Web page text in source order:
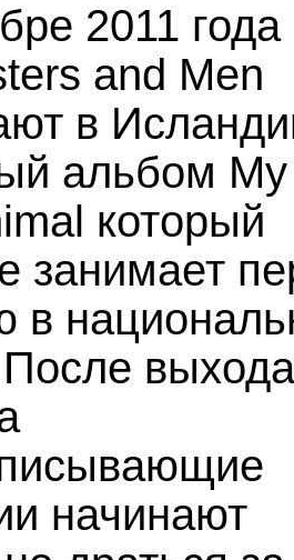
2011 года
and Men
в
альбом
который
занимает
в
После выхода
начинают